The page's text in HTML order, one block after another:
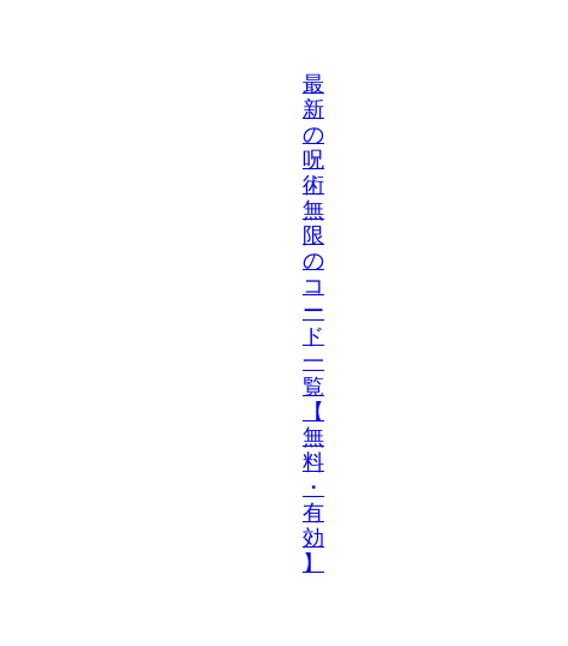
最
新
の
呪
術
無
限
の
コ
ー
ド
一
覧
【
無
料
・
有
効
】